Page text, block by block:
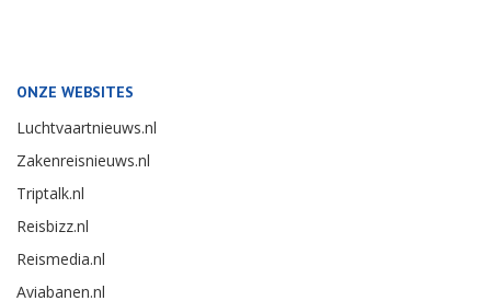
ONZE WEBSITES
Luchtvaartnieuws.nl
Zakenreisnieuws.nl
Triptalk.nl
Reisbizz.nl
Reismedia.nl
Aviabanen.nl